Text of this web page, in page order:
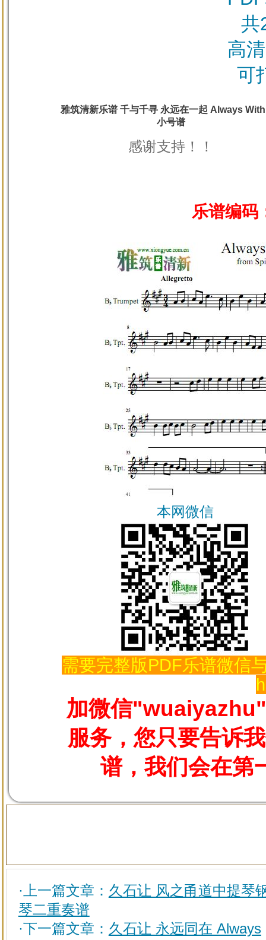
共
高
可
雅筑清新乐谱 千与千寻 永远在一起 Always
小号谱
感谢支持！！
乐谱编码
本网微信
需要完整版PDF乐谱微信
加微信
服务，您只要告诉
谱，我们会在第
·上一篇文章： 久石让 风之甬道中提琴
琴二重奏谱
·下一篇文章： 久石让 永远同在 Always